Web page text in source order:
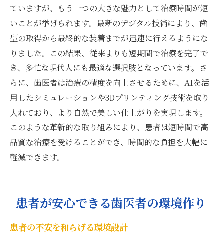
ていますが、もう一つの大きな魅力として治療時間が短
いことが挙げられます。最新のデジタル技術により、歯
型の取得から最終的な装着までが迅速に行えるようにな
りました。この結果、従来よりも短期間で治療を完了で
き、多忙な現代人にも最適な選択肢となっています。さ
らに、歯医者は治療の精度を向上させるために、AIを活
用したシミュレーションや3Dプリンティング技術を取り
入れており、より自然で美しい仕上がりを実現します。
このような革新的な取り組みにより、患者は短時間で高
品質な治療を受けることができ、時間的な負担を大幅に
軽減できます。
患者が安心できる歯医者の環境作り
患者の不安を和らげる環境設計